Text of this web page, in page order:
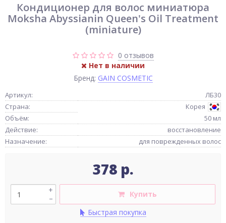
Кондиционер для волос миниатюра
Moksha Abyssianin Queen's Oil Treatment
(miniature)
0 отзывов
Нет в наличии
Бренд: GAIN COSMETIC
Артикул:
ЛБ30
Страна:
Корея
Объём:
50 мл
Действие:
восстановление
Назначение:
для поврежденных волос
378 р.
–
+
Купить
Быстрая покупка